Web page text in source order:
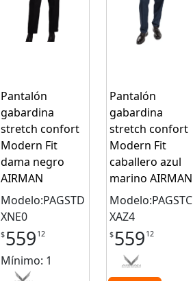
Pantalón
gabardina
stretch confort
Modern Fit
dama negro
AIRMAN
Modelo:PAGSTD
XNE0
$559 12
Mínimo: 1
Pantalón
gabardina
stretch confort
Modern Fit
caballero azul
marino AIRMAN
Modelo:PAGSTC
XAZ4
$559 12